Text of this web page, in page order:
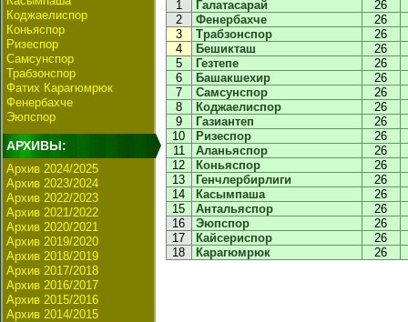
Коджаелиспор
Коньяспор
Ризеспор
Самсунспор
Трабзонспор
Фатих Карагюмрюк
Фенербахче
Эюпспор
АРХИВЫ:
Архив 2024/2025
Архив 2023/2024
Архив 2022/2023
Архив 2021/2022
Архив 2020/2021
Архив 2019/2020
Архив 2018/2019
Архив 2017/2018
Архив 2016/2017
Архив 2015/2016
Архив 2014/2015
1
Галатасарай
26
2
Фенербахче
26
3
Трабзонспор
26
4
Бешикташ
26
5
Гезтепе
26
6
Башакшехир
26
7
Самсунспор
26
8
Коджаелиспор
26
9
Газиантеп
26
10
Ризеспор
26
11
Аланьяспор
26
12
Коньяспор
26
13
Генчлербирлиги
26
14
Касымпаша
26
15
Антальяспор
26
16
Эюпспор
26
17
Кайсериспор
26
18
Карагюмрюк 26